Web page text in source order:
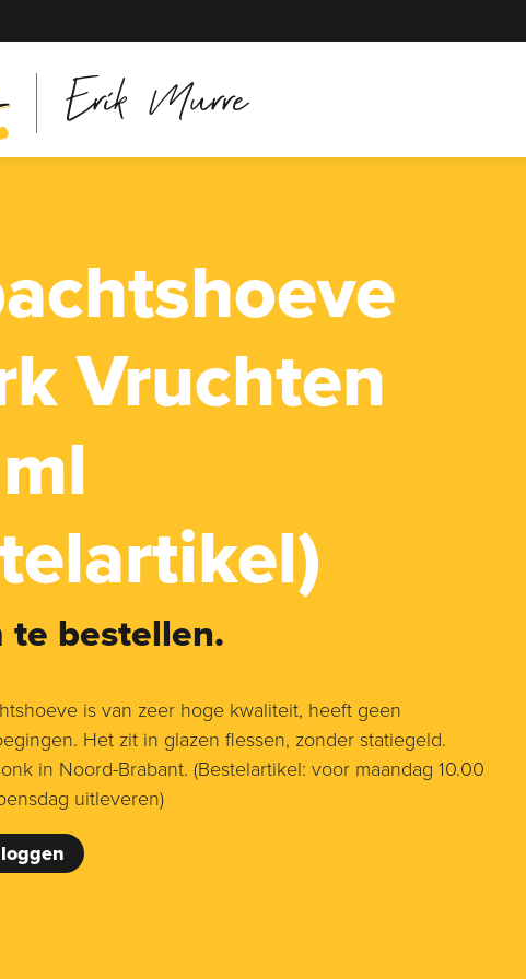
Erik Murre
Vruchten
te bestellen.
is van zeer hoge kwaliteit, heeft geen
Het zit in glazen flessen, zonder statiegeld.
in Noord-Brabant. (Bestelartikel: voor maandag 10.00
uitleveren)